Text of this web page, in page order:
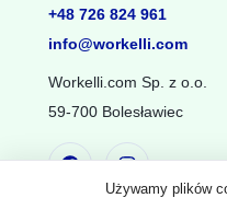
+48 726 824 961
info@workelli.com
Workelli.com Sp. z o.o.
59-700 Bolesławiec
Używamy plików